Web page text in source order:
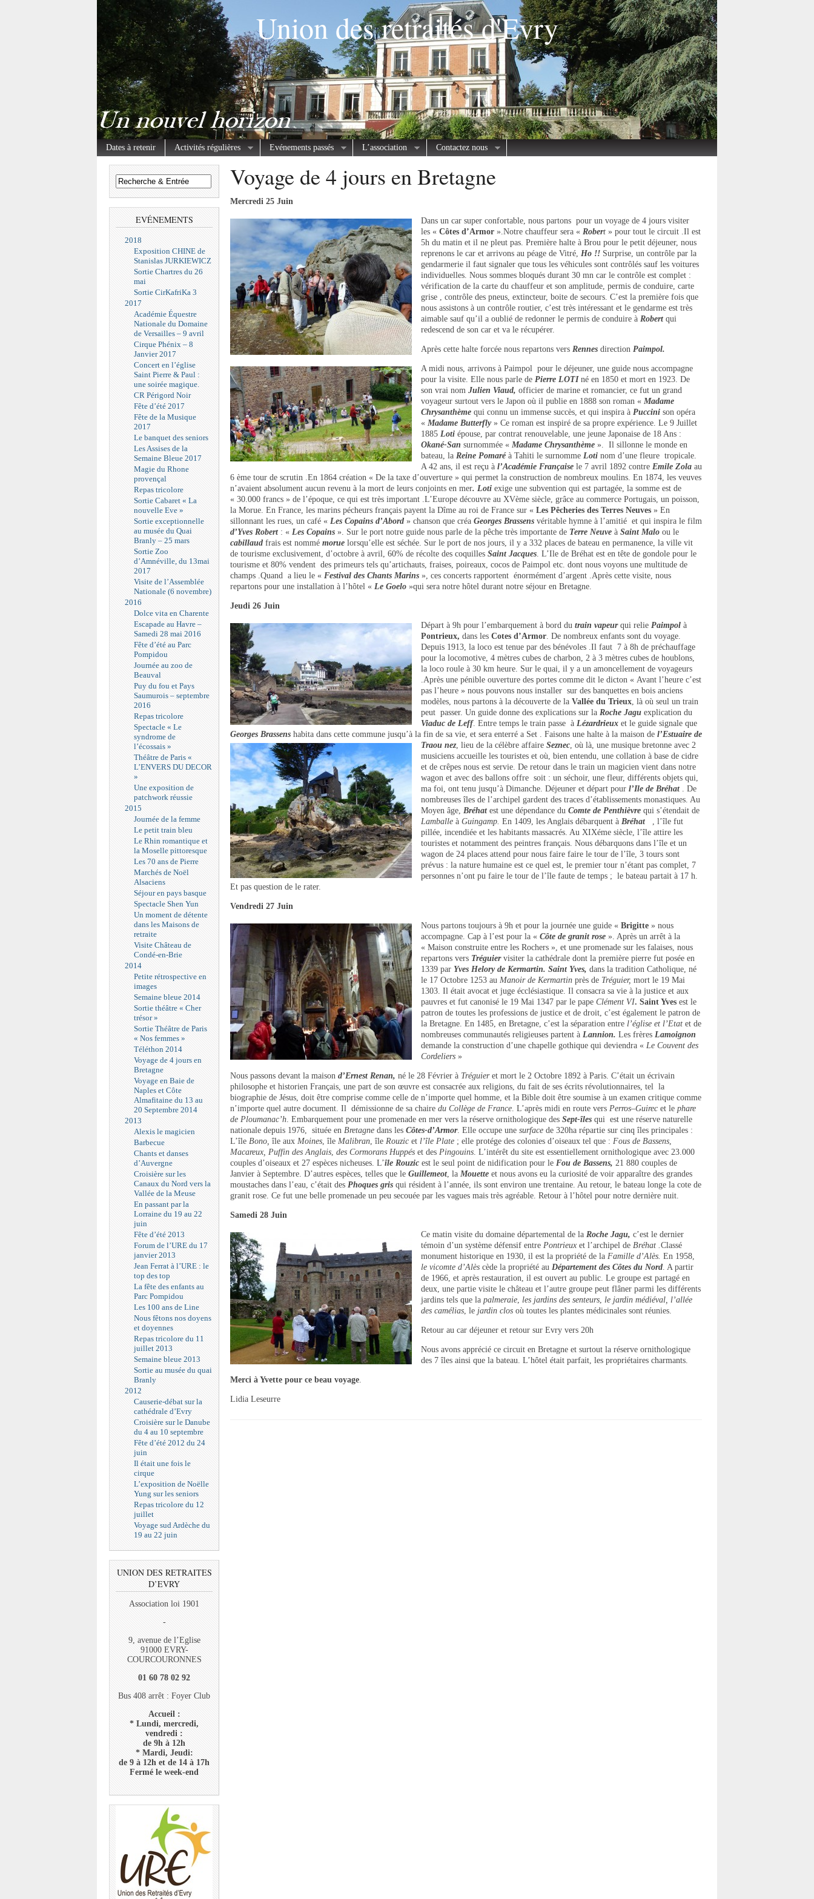
Union des retraités d'Evry
Dates à retenir Activités régulières Evénements passés L’association Contactez nous
EVÉNEMENTS
2018
Exposition CHINE de
Stanislas JURKIEWICZ
Sortie Chartres du 26
mai
Sortie CirKafriKa 3
2017
Académie Équestre
Nationale du Domaine
de Versailles – 9 avril
Cirque Phénix – 8
Janvier 2017
Concert en l’église
Saint Pierre & Paul :
une soirée magique.
CR Périgord Noir
Fête d’été 2017
Fête de la Musique
2017
Le banquet des seniors
Les Assises de la
Semaine Bleue 2017
Magie du Rhone
provençal
Repas tricolore
Sortie Cabaret « La
nouvelle Eve »
Sortie exceptionnelle
au musée du Quai
Branly – 25 mars
Sortie Zoo
d’Amnéville, du 13mai
2017
Visite de l’Assemblée
Nationale (6 novembre)
2016
Dolce vita en Charente
Escapade au Havre –
Samedi 28 mai 2016
Fête d’été au Parc
Pompidou
Journée au zoo de
Beauval
Puy du fou et Pays
Saumurois – septembre
2016
Repas tricolore
Spectacle « Le
syndrome de
l’écossais »
Théâtre de Paris «
L’ENVERS DU DECOR
»
Une exposition de
patchwork réussie
2015
Journée de la femme
Le petit train bleu
Le Rhin romantique et
la Moselle pittoresque
Les 70 ans de Pierre
Marchés de Noël
Alsaciens
Séjour en pays basque
Spectacle Shen Yun
Un moment de détente
dans les Maisons de
retraite
Visite Château de
Condé-en-Brie
2014
Petite rétrospective en
images
Semaine bleue 2014
Sortie théâtre « Cher
trésor »
Sortie Théâtre de Paris
« Nos femmes »
Téléthon 2014
Voyage de 4 jours en
Bretagne
Voyage en Baie de
Naples et Côte
Almafitaine du 13 au
20 Septembre 2014
2013
Alexis le magicien
Barbecue
Chants et danses
d’Auvergne
Croisière sur les
Canaux du Nord vers la
Vallée de la Meuse
En passant par la
Lorraine du 19 au 22
juin
Fête d’été 2013
Forum de l’URE du 17
janvier 2013
Jean Ferrat à l’URE : le
top des top
La fête des enfants au
Parc Pompidou
Les 100 ans de Line
Nous fêtons nos doyens
et doyennes
Repas tricolore du 11
juillet 2013
Semaine bleue 2013
Sortie au musée du quai
Branly
2012
Causerie-débat sur la
cathédrale d’Evry
Croisière sur le Danube
du 4 au 10 septembre
Fête d’été 2012 du 24
juin
Il était une fois le
cirque
L’exposition de Noëlle
Yung sur les seniors
Repas tricolore du 12
juillet
Voyage sud Ardèche du
19 au 22 juin
UNION DES RETRAITES
D’EVRY
Association loi 1901
-
9, avenue de l’Eglise
91000 EVRY-
COURCOURONNES
01 60 78 02 92
Bus 408 arrêt : Foyer Club
Accueil :
* Lundi, mercredi,
vendredi :
de 9h à 12h
* Mardi, Jeudi:
de 9 à 12h et de 14 à 17h
Fermé le week-end
Voyage de 4 jours en Bretagne
Mercredi 25 Juin
Dans un car super confortable, nous partons pour un voyage de 4 jours visiter
les « Côtes d’Armor ».Notre chauffeur sera « Robert » pour tout le circuit .Il est
5h du matin et il ne pleut pas. Première halte à Brou pour le petit déjeuner, nous
reprenons le car et arrivons au péage de Vitré, Ho !! Surprise, un contrôle par la
gendarmerie il faut signaler que tous les véhicules sont contrôlés sauf les voitures
individuelles. Nous sommes bloqués durant 30 mn car le contrôle est complet :
vérification de la carte du chauffeur et son amplitude, permis de conduire, carte
grise , contrôle des pneus, extincteur, boite de secours. C’est la première fois que
nous assistons à un contrôle routier, c’est très intéressant et le gendarme est très
aimable sauf qu’il a oublié de redonner le permis de conduire à Robert qui
redescend de son car et va le récupérer.
Après cette halte forcée nous repartons vers Rennes direction Paimpol.
A midi nous, arrivons à Paimpol pour le déjeuner, une guide nous accompagne
pour la visite. Elle nous parle de Pierre LOTI né en 1850 et mort en 1923. De
son vrai nom Julien Viaud, officier de marine et romancier, ce fut un grand
voyageur surtout vers le Japon où il publie en 1888 son roman « Madame
Chrysanthème qui connu un immense succès, et qui inspira à Puccini son opéra
« Madame Butterfly» Ce roman est inspiré de sa propre expérience. Le 9 Juillet
1885 Loti épouse, par contrat renouvelable, une jeune Japonaise de 18 Ans :
Okané-San surnommée « Madame Chrysanthème ». Il sillonne le monde en
bateau, la Reine Pomaréà Tahiti le surnomme Loti nom d’une fleure tropicale.
A 42 ans, il est reçu à l’Académie Française le 7 avril 1892 contre Emile Zola au
6 ème tour de scrutin .En 1864 création « De la taxe d’ouverture » qui permet la construction de nombreux moulins. En 1874, les veuves
n’avaient absolument aucun revenu à la mort de leurs conjoints en mer. Loti exige une subvention qui est partagée, la somme est de
« 30.000 francs » de l’époque, ce qui est très important .L’Europe découvre au XVème siècle, grâce au commerce Portugais, un poisson,
la Morue. En France, les marins pécheurs français payent la Dîme au roi de France sur « Les Pêcheries des Terres Neuves » En
sillonnant les rues, un café « Les Copains d’Abord » chanson que créa Georges Brassens véritable hymne à l’amitié et qui inspira le film
d’Yves Robert : « Les Copains ». Sur le port notre guide nous parle de la pêche très importante de Terre Neuve à Saint Malo ou le
cabillaud frais est nommé morue lorsqu’elle est séchée. Sur le port de nos jours, il y a 332 places de bateau en permanence, la ville vit
de tourisme exclusivement, d’octobre à avril, 60% de récolte des coquilles Saint Jacques. L’Ile de Bréhat est en tête de gondole pour le
tourisme et 80% vendent des primeurs tels qu’artichauts, fraises, poireaux, cocos de Paimpol etc. dont nous voyons une multitude de
champs .Quand a lieu le « Festival des Chants Marins », ces concerts rapportent énormément d’argent .Après cette visite, nous
repartons pour une installation à l’hôtel « Le Goelo »qui sera notre hôtel durant notre séjour en Bretagne.
Jeudi 26 Juin
Départ à 9h pour l’embarquement à bord du train vapeurqui relie Paimpol à
Pontrieux, dans les Cotes d’Armor. De nombreux enfants sont du voyage.
Depuis 1913, la loco est tenue par des bénévoles .Il faut 7 à 8h de préchauffage
pour la locomotive, 4 mètres cubes de charbon, 2 à 3 mètres cubes de houblons,
la loco roule à 30 km heure. Sur le quai, il y a un amoncellement de voyageurs
.Après une pénible ouverture des portes comme dit le dicton « Avant l’heure c’est
pas l’heure » nous pouvons nous installer sur des banquettes en bois anciens
modèles, nous partons à la découverte de la Vallée du Trieux, là où seul un train
peut passer. Un guide donne des explications sur la Roche Jagu explication du
Viaduc de Leff. Entre temps le train passe à Lézardrieux et le guide signale que
Georges Brassens habita dans cette commune jusqu’à la fin de sa vie, et sera enterré a Set . Faisons une halte à la maison de l’Estuaire de
Traou nez, lieu de la célèbre affaire Seznec, où là, une musique bretonne avec 2
musiciens accueille les touristes et où, bien entendu, une collation à base de cidre
et de crêpes nous est servie. De retour dans le train un magicien vient dans notre
wagon et avec des ballons offre soit : un séchoir, une fleur, différents objets qui,
ma foi, ont tenu jusqu’à Dimanche. Déjeuner et départ pour l’Ile de Bréhat . De
nombreuses îles de l’archipel gardent des traces d’établissements monastiques. Au
Moyen âge, Bréhat est une dépendance du Comte de Penthièvre qui s’étendait de
Lamballe à Guingamp. En 1409, les Anglais débarquent à Bréhat
, l’île fut
pillée, incendiée et les habitants massacrés. Au XIXéme siècle, l’île attire les
touristes et notamment des peintres français. Nous débarquons dans l’île et un
wagon de 24 places attend pour nous faire faire le tour de l’île, 3 tours sont
prévus : la nature humaine est ce quel est, le premier tour n’étant pas complet, 7
personnes n’ont pu faire le tour de l’île faute de temps ; le bateau partait à 17 h.
Et pas question de le rater.
Vendredi 27 Juin
Nous partons toujours à 9h et pour la journée une guide « Brigitte » nous
accompagne. Cap à l’est pour la « Côte de granit rose ». Après un arrêt à la
« Maison construite entre les Rochers », et une promenade sur les falaises, nous
repartons vers Tréguier visiter la cathédrale dont la première pierre fut posée en
1339 par Yves Helory de Kermartin. Saint Yves, dans la tradition Catholique, né
le 17 Octobre 1253 au Manoir de Kermartin près de Tréguier, mort le 19 Mai
1303. Il était avocat et juge écclésiastique. Il consacra sa vie à la justice et aux
pauvres et fut canonisé le 19 Mai 1347 par le pape Clément VI. Saint Yves est le
patron de toutes les professions de justice et de droit, c’est également le patron de
la Bretagne. En 1485, en Bretagne, c’est la séparation entre l’église et l’Etat et de
nombreuses communautés religieuses partent à Lannion. Les frères Lamoignon
demande la construction d’une chapelle gothique qui deviendra « Le Couvent des
Cordeliers »
Nous passons devant la maison d’Ernest Renan, né le 28 Février à Tréguier et mort le 2 Octobre 1892 à Paris. C’était un écrivain
philosophe et historien Français, une part de son œuvre est consacrée aux religions, du fait de ses écrits révolutionnaires, tel la
biographie de Jésus, doit être comprise comme celle de n’importe quel homme, et la Bible doit être soumise à un examen critique comme
n’importe quel autre document. Il démissionne de sa chaire du Collège de France. L’après midi en route vers Perros–Guirec et le phare
de Ploumanac’h. Embarquement pour une promenade en mer vers la réserve ornithologique des Sept-îles qui est une réserve naturelle
nationale depuis 1976, située en Bretagne dans les Côtes-d’Armor. Elle occupe une surface de 320ha répartie sur cinq îles principales :
L’île Bono, île aux Moines, île Malibran, île Rouzic et l’île Plate ; elle protége des colonies d’oiseaux tel que : Fous de Bassens,
Macareux, Puffin des Anglais, des Cormorans Huppés et des Pingouins. L’intérêt du site est essentiellement ornithologique avec 23.000
couples d’oiseaux et 27 espèces nicheuses. L’île Rouzic est le seul point de nidification pour le Fou de Bassens, 21 880 couples de
Janvier à Septembre. D’autres espèces, telles que le Guillemeot, la Mouette et nous avons eu la curiosité de voir apparaître des grandes
moustaches dans l’eau, c’était des Phoques gris qui résident à l’année, ils sont environ une trentaine. Au retour, le bateau longe la cote de
granit rose. Ce fut une belle promenade un peu secouée par les vagues mais très agréable. Retour à l’hôtel pour notre dernière nuit.
Samedi 28 Juin
Ce matin visite du domaine départemental de la Roche Jagu, c’est le dernier
témoin d’un système défensif entre Pontrieux et l’archipel de Bréhat .Classé
monument historique en 1930, il est la propriété de la Famille d’Alès. En 1958,
le vicomte d’Alès cède la propriété au Département des Côtes du Nord. A partir
de 1966, et après restauration, il est ouvert au public. Le groupe est partagé en
deux, une partie visite le château et l’autre groupe peut flâner parmi les différents
jardins tels que la palmeraie, les jardins des senteurs, le jardin médiéval, l’allée
des camélias, le jardin clos où toutes les plantes médicinales sont réunies.
Retour au car déjeuner et retour sur Evry vers 20h
Nous avons apprécié ce circuit en Bretagne et surtout la réserve ornithologique
des 7 îles ainsi que la bateau. L’hôtel était parfait, les propriétaires charmants.
Merci à Yvette pour ce beau voyage.
Lidia Leseurre